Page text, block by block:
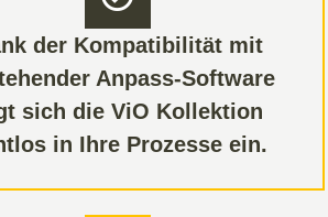
der Kompatibilität mit
Anpass-Software
sich die ViO Kollektion
in Ihre Prozesse ein.